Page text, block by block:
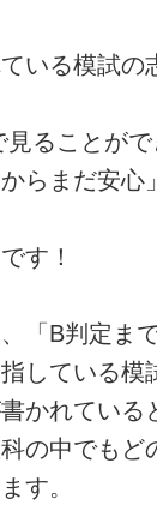
いる模試
ることがで
からまだ安
す！
「B判定ま
指している
かれている
の中でも
す。